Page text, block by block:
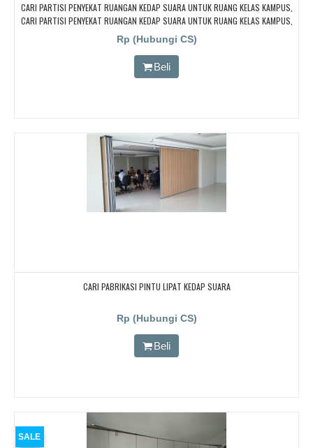
CARI PARTISI PENYEKAT RUANGAN KEDAP SUARA UNTUK RUANG KELAS KAMPUS,
CARI PARTISI PENYEKAT RUANGAN KEDAP SUARA UNTUK RUANG KELAS KAMPUS,
CARI PARTISI PENYEKAT RUANGAN KEDAP SUARA UNTUK RUANG KELAS KAMPUS,
CARI PARTISI PENYEKAT RUANGAN KEDAP SUARA UNTUK RUANG KELAS KAMPUS,
CARI PARTISI PENYEKAT RUANGAN KEDAP SUARA UNTUK RUANG KELAS KAMPUS
Rp (Hubungi CS)
Beli
CARI PABRIKASI PINTU LIPAT KEDAP SUARA
Rp (Hubungi CS)
Beli
SALE